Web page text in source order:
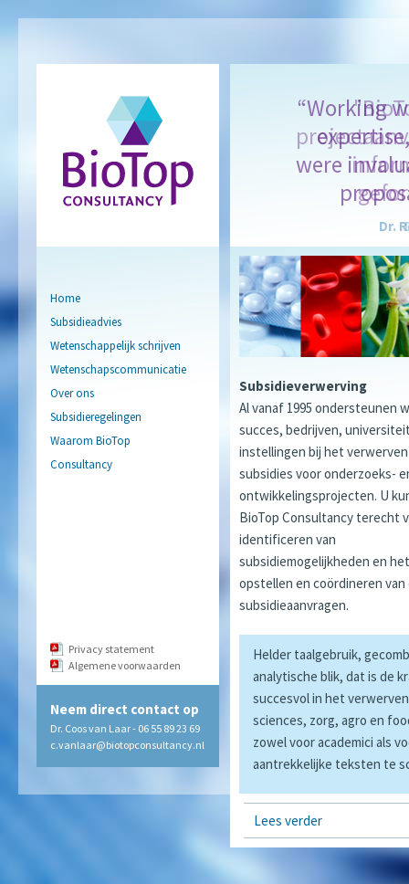
Home
Subsidieadvies
Wetenschappelijk schrijven
Wetenschapscommunicatie
Over ons
Subsidieregelingen
Waarom BioTop
Consultancy
Privacy statement
Algemene voorwaarden
Neem direct contact op
Dr. Coos van Laar - 06 55 89 23 69
c.vanlaar@biotopconsultancy.nl
“Working
were
Dr.
Subsidieverwerving
Al vanaf 1995 ondersteunen
succes, bedrijven,
instellingen bij het
subsidies voor onderzoeks-
ontwikkelingsprojecten. U
BioTop Consultancy terecht
identificeren van
subsidiemogelijkheden en het
opstellen en coördineren van
subsidieaanvragen.
Helder taalgebruik,
analytische blik, dat is de
succesvol in het
sciences, zorg, agro en
zowel voor academici als
aantrekkelijke teksten te
Lees verder